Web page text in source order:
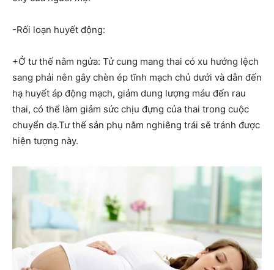
-Rối loạn huyết động:
+Ở tư thế nằm ngửa: Tử cung mang thai có xu hướng lệch
sang phải nên gây chèn ép tĩnh mạch chủ dưới và dẫn đến
hạ huyết áp động mạch, giảm dung lượng máu đến rau
thai, có thể làm giảm sức chịu đựng của thai trong cuộc
chuyển dạ.Tư thế sản phụ nằm nghiêng trái sẽ tránh được
hiện tượng này.